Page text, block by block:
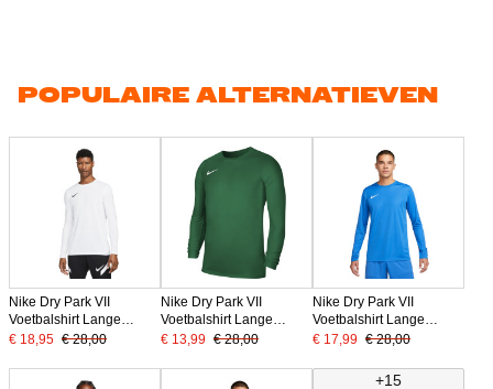
POPULAIRE ALTERNATIEVEN
Nike Dry Park VII
Voetbalshirt Lange
Mouwen Wit
€ 18,95 € 28,00
Nike Dry Park VII
Voetbalshirt Lange
Mouwen Groen
€ 13,99 € 28,00
Nike Dry Park VII
Voetbalshirt Lange
Mouwen Royal Blauw
€ 17,99 € 28,00
+15